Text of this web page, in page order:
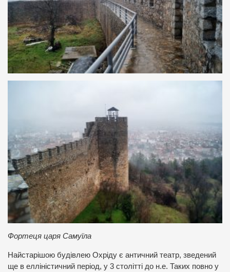
Фортеця царя Самуїла
Найстарішою будівлею Охріду є античний театр, зведений
ще в елліністичний період, у 3 столітті до н.е. Таких повно у